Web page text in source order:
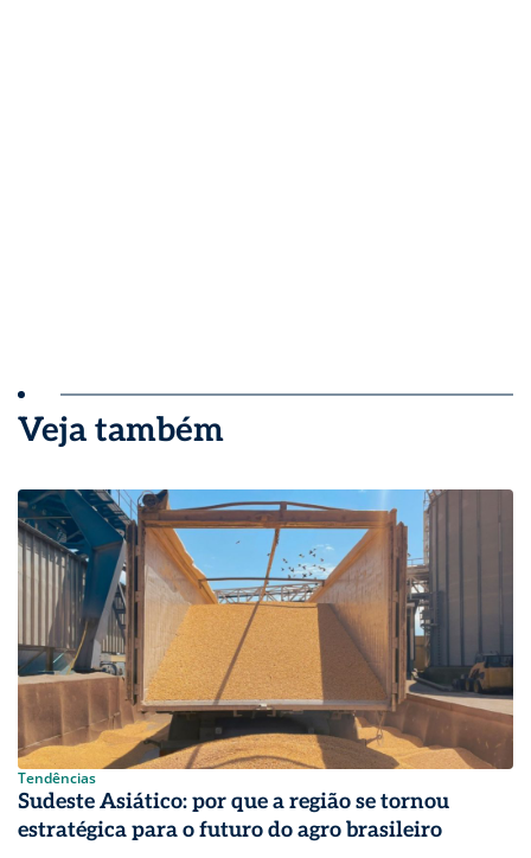
Veja também
Tendências
Sudeste Asiático: por que a região se tornou
estratégica para o futuro do agro brasileiro